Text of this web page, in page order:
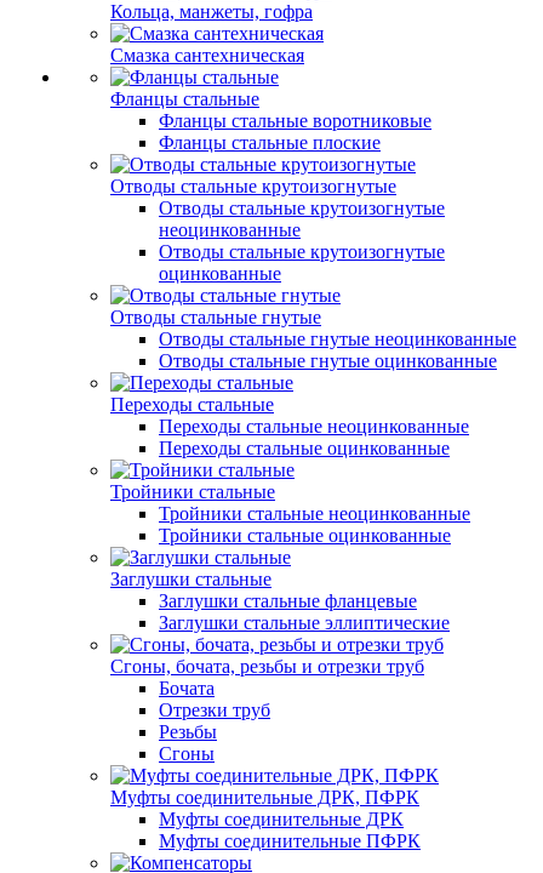
Кольца, манжеты, гофра
Смазка сантехническая
Фланцы стальные
Фланцы стальные воротниковые
Фланцы стальные плоские
Отводы стальные крутоизогнутые
Отводы стальные крутоизогнутые
неоцинкованные
Отводы стальные крутоизогнутые
оцинкованные
Отводы стальные гнутые
Отводы стальные гнутые неоцинкованные
Отводы стальные гнутые оцинкованные
Переходы стальные
Переходы стальные неоцинкованные
Переходы стальные оцинкованные
Тройники стальные
Тройники стальные неоцинкованные
Тройники стальные оцинкованные
Заглушки стальные
Заглушки стальные фланцевые
Заглушки стальные эллиптические
Сгоны, бочата, резьбы и отрезки труб
Бочата
Отрезки труб
Резьбы
Сгоны
Муфты соединительные ДРК, ПФРК
Муфты соединительные ДРК
Муфты соединительные ПФРК